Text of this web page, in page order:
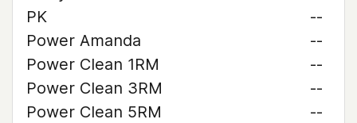
PK
--
Power Amanda
--
Power Clean 1RM
--
Power Clean 3RM
--
Power Clean 5RM
--